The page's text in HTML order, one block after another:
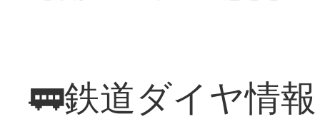
🚃鉄道ダイヤ情